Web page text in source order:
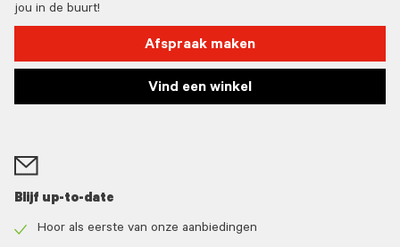
jou in de buurt!
Afspraak maken
Vind een winkel
Blijf up-to-date
Hoor als eerste van onze aanbiedingen